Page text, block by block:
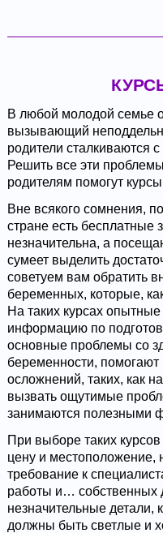
В любой молодой семье
вызывающий
родители сталкиваются
Решить все эти
родителям помогут
Вне всякого сомнения,
стране есть бесплатные
незначительна, а
сумеет выделить
советуем вам обратить
беременных, которые,
На таких курсах
информацию по
основные проблемы со
беременности,
осложнений, таких, как
вызвать ощутимые
занимаются полезными
При выборе таких
цену и местоположение,
требование к
работы и… собственных
незначительные детали,
должны быть светлые и